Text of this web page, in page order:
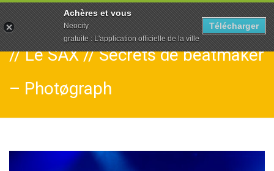
// Le SAX // Secrets de beatmaker
– Photøgraph
Achères et vous
Neocity
gratuite : L'application officielle de la ville
Télécharger